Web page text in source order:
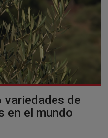
variedades de
en el mundo